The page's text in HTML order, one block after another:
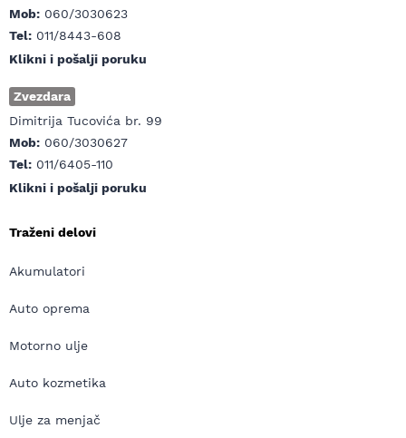
Mob: 060/3030623
Tel: 011/8443-608
Klikni i pošalji poruku
Zvezdara
Dimitrija Tucovića br. 99
Mob: 060/3030627
Tel: 011/6405-110
Klikni i pošalji poruku
Traženi delovi
Akumulatori
Auto oprema
Motorno ulje
Auto kozmetika
Ulje za menjač